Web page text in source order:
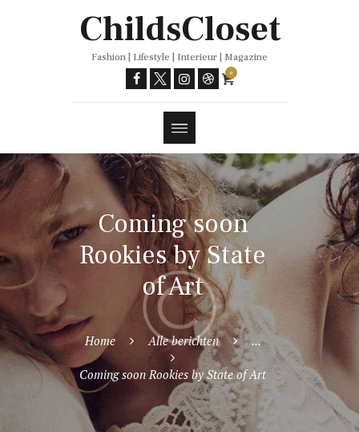
ChildsCloset
Fashion | Lifestyle | Interieur | Magazine
0
Coming soon
Rookies by State
of Art
Home Alle berichten ...
Coming soon Rookies by State of Art
Trends